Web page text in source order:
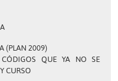
(PLAN 2009)
CÓDIGOS QUE YA NO SE
CURSO